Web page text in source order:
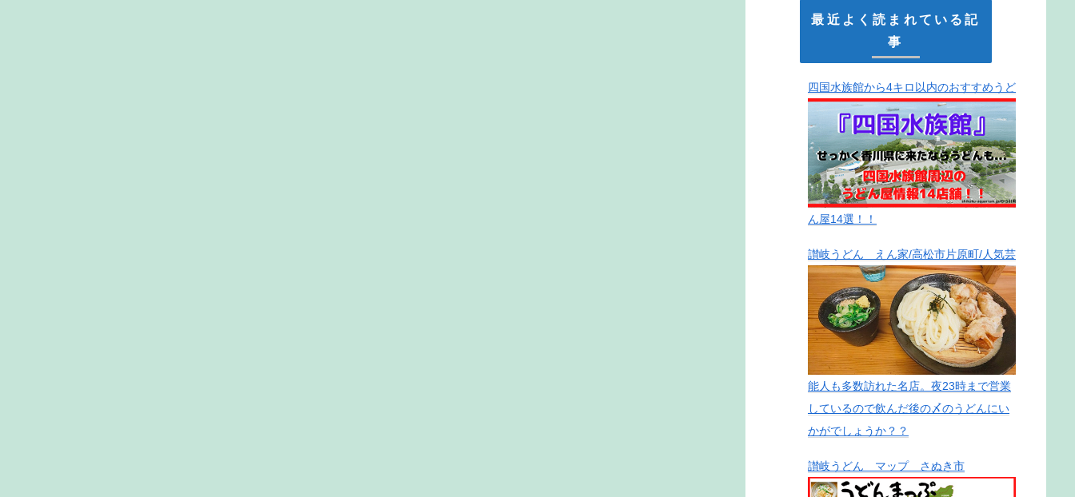
最近よく読まれている記
事
四国水族館から4キロ以内のおすすめうど
ん屋14選！！
讃岐うどん えん家/高松市片原町/人気芸
能人も多数訪れた名店。夜23時まで営業
しているので飲んだ後の〆のうどんにい
かがでしょうか？？
讃岐うどん マップ さぬき市